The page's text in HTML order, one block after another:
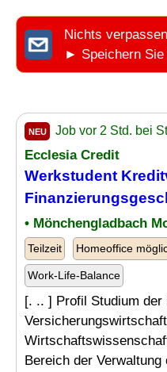
Nichts
► Speichern
NEU Job vor 2 Std. bei
Ecclesia Credit
Werkstudent
• Mönchengladbach
Teilzeit Homeoffice
Work-Life-Balance
[. .. ] Profil Studium der
Bereich der